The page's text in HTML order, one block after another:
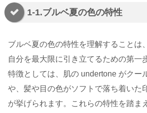
1-1.ブルベ夏の色の特性
ブルベ夏の色の特性を理解することは
自分を最大限に引き立てるための第一
特徴としては、肌の undertone がクー
や、髪や目の色がソフトで落ち着いた
が挙げられます。これらの特性を踏ま